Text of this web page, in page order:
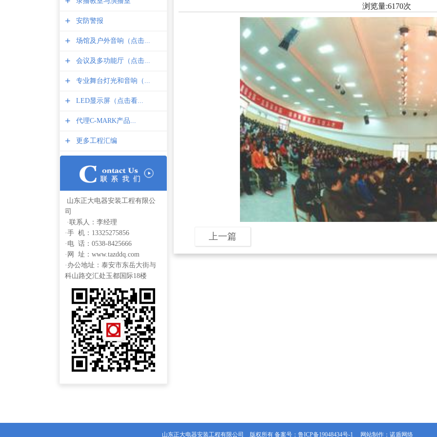
+ 安防警报
+ 场馆及户外音响（点击...
+ 会议及多功能厅（点击...
+ 专业舞台灯光和音响（...
+ LED显示屏（点击看...
+ 代理C-MARK产品...
+ 更多工程汇编
山东正大电器安装工程有限公
司
·联系人：李经理
·手 机：13325275856
·电 话：0538-8425666
·网 址：www.tazddq.com
·办公地址：泰安市东岳大街与
科山路交汇处玉都国际18楼
浏览量:6170次
上一篇
山东正大电器安装工程有限公司 版权所有 备案号：鲁ICP备19048434号-1 网站制作：诺盾网络